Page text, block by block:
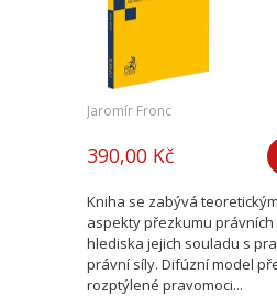
Jaromír Fronc
390,00 Kč
Kniha se zabývá
aspekty přezkumu
hlediska jejich souladu s
právní síly. Difúzní model
rozptýlené pravomoci...